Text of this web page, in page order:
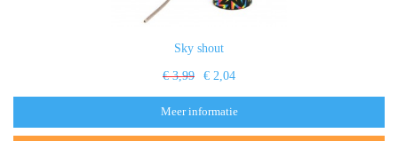
Sky shout
€ 3,99 € 2,04
Meer informatie